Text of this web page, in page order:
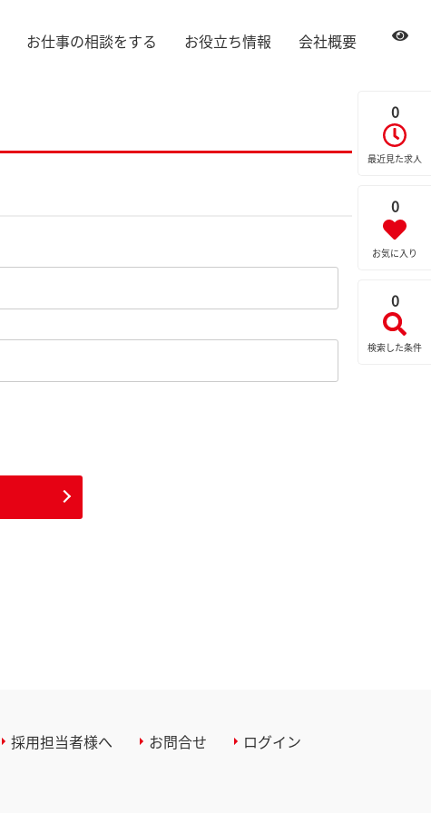
0
最近見た求人
0
お気に入り
0
検索した条件
お仕事の相談をする お役立ち情報 会社概要
採用担当者様へ お問合せ ログイン